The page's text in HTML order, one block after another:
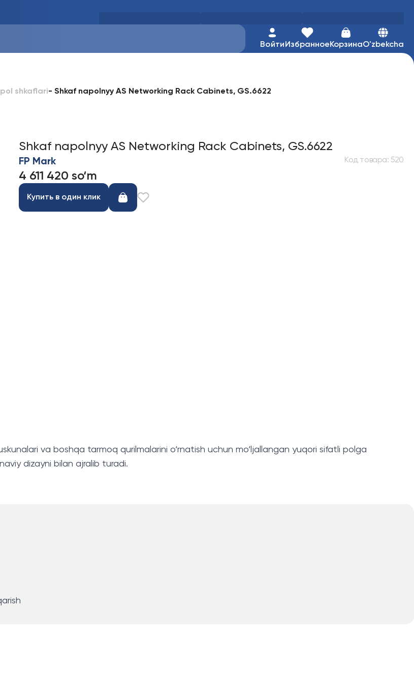
Войти ИзбранноеКорзинаO'zbekcha
shkaflari- Shkaf napolnyy AS Networking Rack Cabinets, GS.6622
Shkaf napolnyy AS Networking Rack Cabinets, GS.6622
FP Mark Код товара: 520
4 611 420 so‘m
Купить в один клик
va boshqa tarmoq qurilmalarini o‘rnatish uchun mo‘ljallangan yuqori sifatli polga
dizayni bilan ajralib turadi.